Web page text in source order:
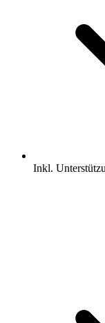
Inkl.